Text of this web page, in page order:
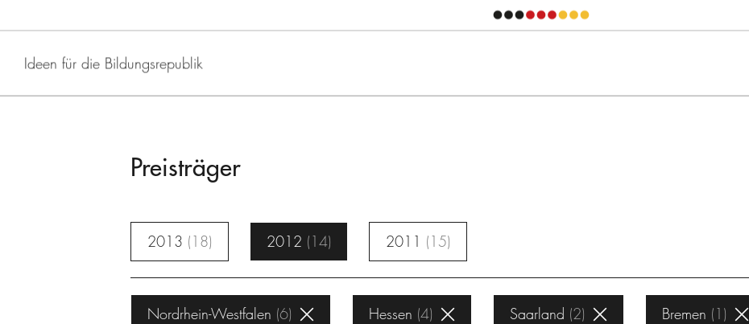
Ideen für die Bildungsrepublik
Preisträger
2013 18 2012 14 2011 15
Nordrhein-Westfalen 6 Hessen 4 Saarland 2 Bremen 1